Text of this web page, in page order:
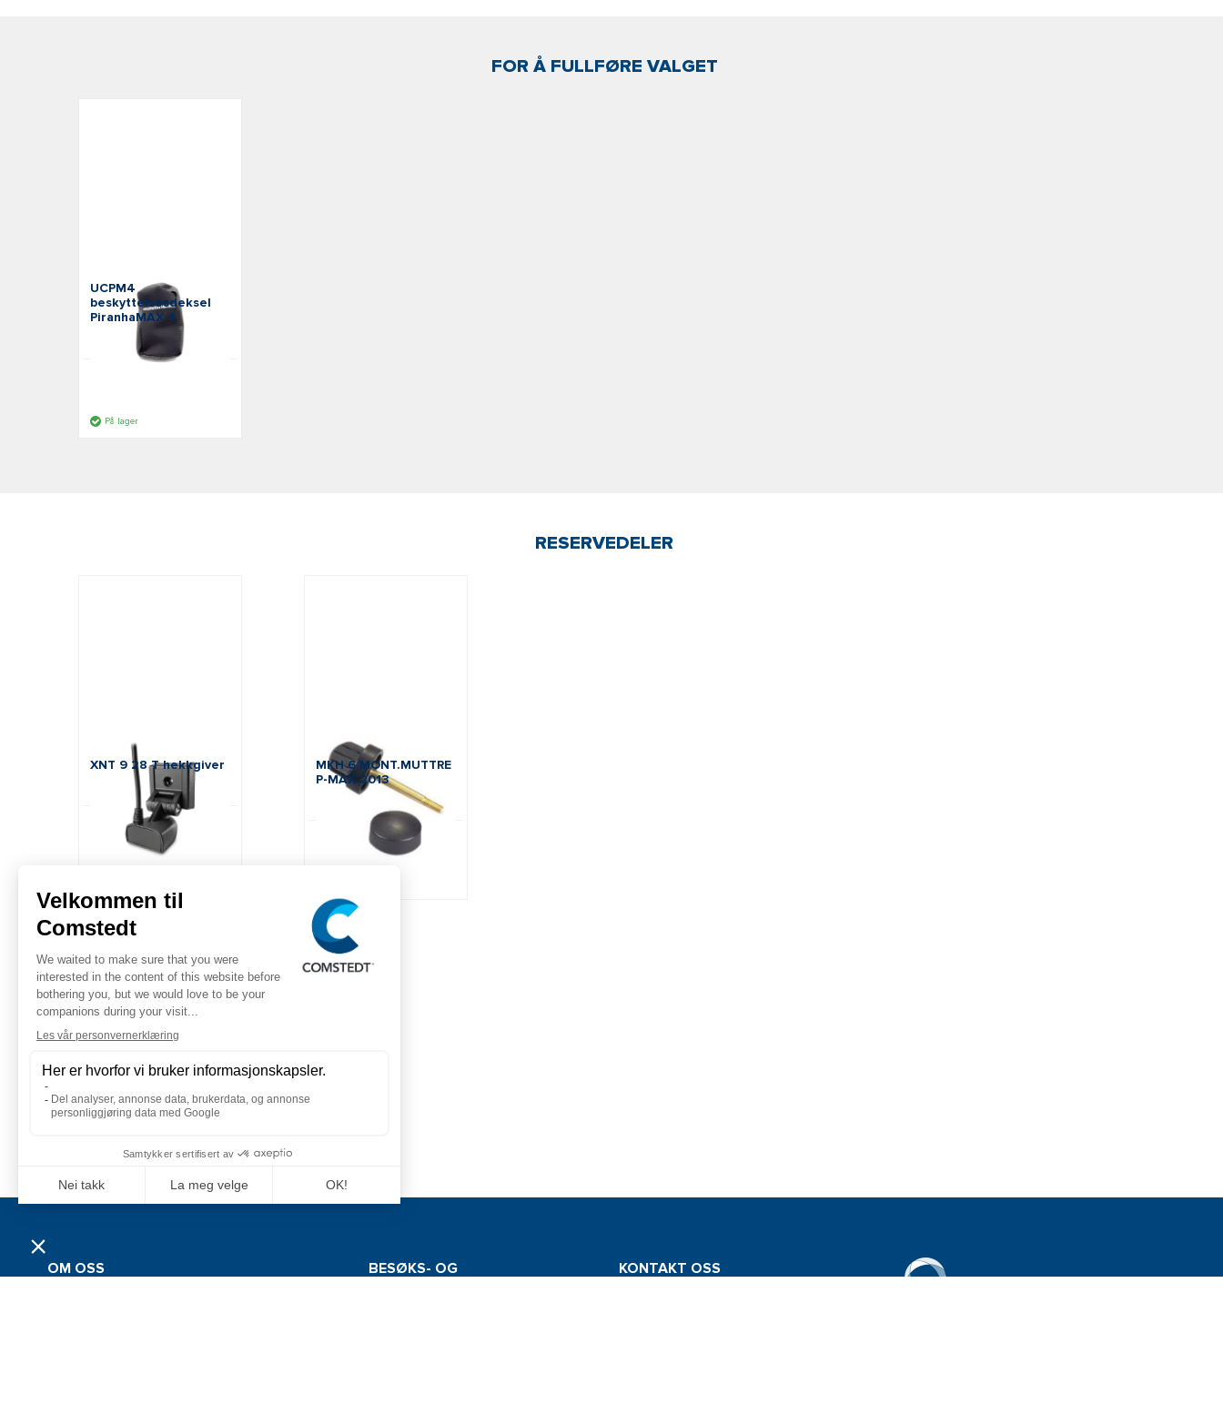
FOR Å FULLFØRE VALGET
UCPM4
beskyttelsesdeksel
PiranhaMAX 4
SKU: H780033-1
På lager
RESERVEDELER
XNT 9 28 T hekkgiver
SKU: H710236-1
Humminbird
Offentlig pris:
2 095,00 krinc. VAT
MKH 6 MONT.MUTTRE
P-MAX 2013
SKU: H740132-1
Humminbird
Offentlig pris:
inc. VAT
OM OSS
BESØKS- OG
KONTAKT OSS